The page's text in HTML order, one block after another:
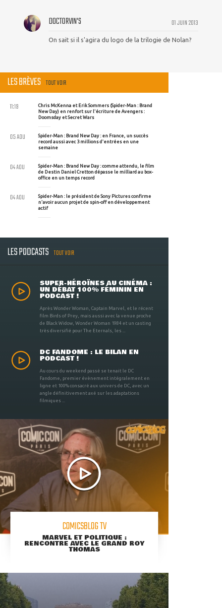
01 JUIN 2013
DOCTORVIN'S
On sait si il s'agira du logo de la trilogie de Nolan?
LES BRÈVES TOUT VOIR
Chris McKenna et Erik Sommers (Spider-Man : Brand
New Day) en renfort sur l'écriture de Avengers :
Doomsday et Secret Wars
11:19
Spider-Man : Brand New Day : en France, un succès
record aussi avec 3 millions d'entrées en une
semaine
05 AOU
Spider-Man : Brand New Day : comme attendu, le film
de Destin Daniel Cretton dépasse le milliard au box-
office en un temps record
04 AOU
Spider-Man : le président de Sony Pictures confirme
n'avoir aucun projet de spin-off en développement
actif
04 AOU
LES PODCASTS TOUT VOIR
SUPER-HÉROÏNES AU CINÉMA :
UN DÉBAT 100% FÉMININ EN
PODCAST !
Après Wonder Woman, Captain Marvel, et le récent
film Birds of Prey, mais aussi avec la venue proche
de Black Widow, Wonder Woman 1984 et un casting
très diversifié pour The Eternals, les ...
DC FANDOME : LE BILAN EN
PODCAST !
Au cours du weekend passé se tenait le DC
Fandome, premier évènement intégralement en
ligne et 100% consacré aux univers de DC, avec un
angle définitivement axé sur les adaptations
filmiques ...
COMICSBLOG TV
MARVEL ET POLITIQUE :
RENCONTRE AVEC LE GRAND ROY
THOMAS